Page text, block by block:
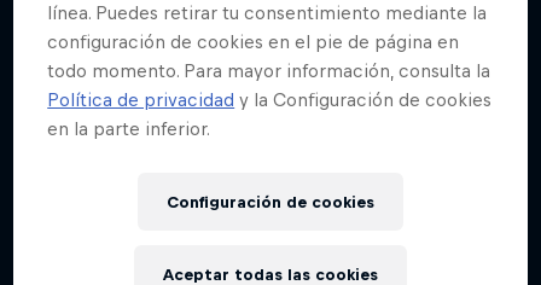
Red Bull Batalla Final Torneo de Plazas
línea. Puedes retirar tu consentimiento mediante la
configuración de cookies en el pie de página en
todo momento. Para mayor información, consulta la
Política de privacidad y la Configuración de cookies
en la parte inferior.
Configuración de cookies
Aceptar todas las cookies